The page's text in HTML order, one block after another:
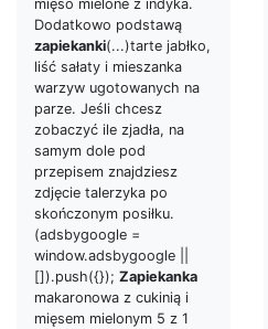
mięso mielone z indyka.
Dodatkowo podstawą
zapiekanki(...)tarte jabłko,
liść sałaty i mieszanka
warzyw ugotowanych na
parze. Jeśli chcesz
zobaczyć ile zjadła, na
samym dole pod
przepisem znajdziesz
zdjęcie talerzyka po
skończonym posiłku.
(adsbygoogle =
window.adsbygoogle ||
[]).push({}); Zapiekanka
makaronowa z cukinią i
mięsem mielonym 5 z 1